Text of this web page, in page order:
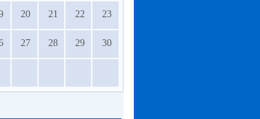
20 21 22 23
27 28 29 30